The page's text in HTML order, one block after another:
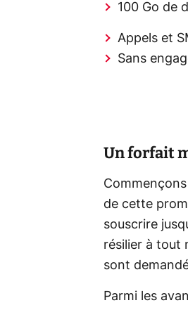
100 Go de
Appels et
Sans
Un forfait
de cette
souscrire
résilier à tout
sont
Parmi les